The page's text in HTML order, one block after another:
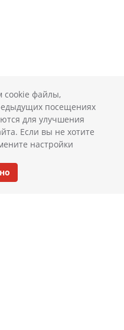
cookie файлы,
посещениях
для улучшения
Если вы не хотите
настройки